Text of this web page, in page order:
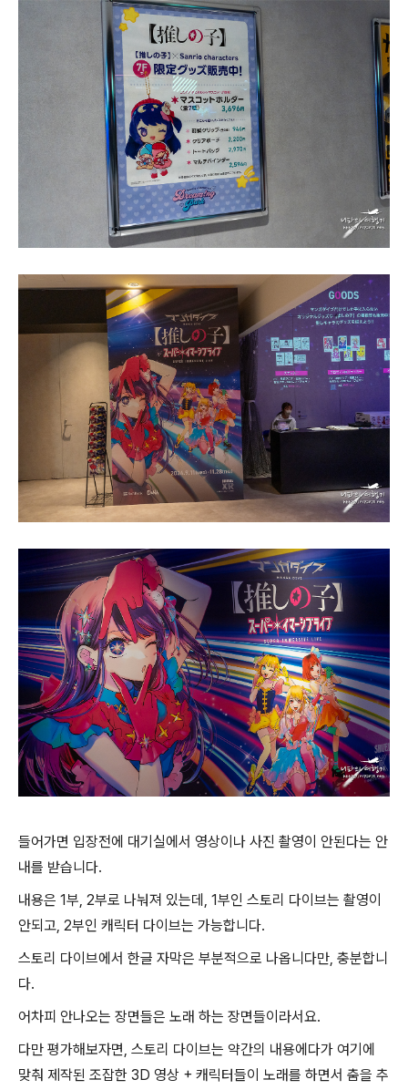
들어가면 입장전에 대기실에서 영상이나 사진 촬영이 안된다는 안
내를 받습니다.
내용은 1부, 2부로 나눠져 있는데, 1부인 스토리 다이브는 촬영이
안되고, 2부인 캐릭터 다이브는 가능합니다.
스토리 다이브에서 한글 자막은 부분적으로 나옵니다만, 충분합니
다.
어차피 안나오는 장면들은 노래 하는 장면들이라서요.
다만 평가해보자면, 스토리 다이브는 약간의 내용에다가 여기에
맞춰 제작된 조잡한 3D 영상 + 캐릭터들이 노래를 하면서 춤을 추